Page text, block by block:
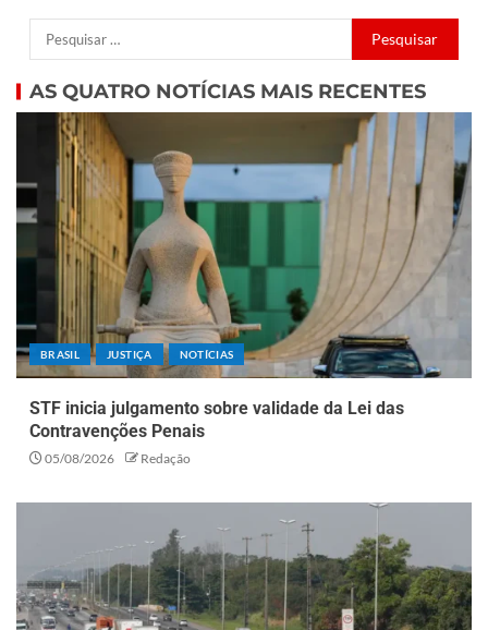
AS QUATRO NOTÍCIAS MAIS RECENTES
BRASIL JUSTIÇA NOTÍCIAS
STF inicia julgamento sobre validade da Lei das
Contravenções Penais
05/08/2026 Redação